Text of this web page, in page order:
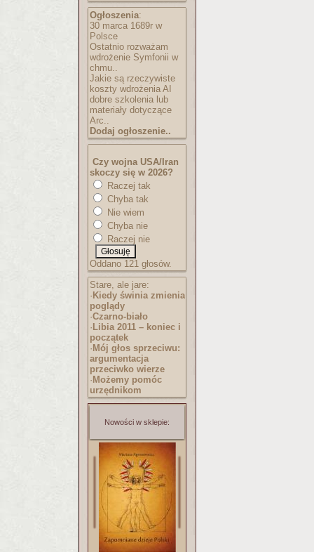
Ogłoszenia:
30 marca 1689r w
Polsce
Ostatnio rozważam
wdrożenie Symfonii w
chmu..
Jakie są rzeczywiste
koszty wdrożenia AI
dobre szkolenia lub
materiały dotyczące
Arc..
Dodaj ogłoszenie..
Czy wojna USA/Iran
skoczy się w 2026?
Raczej tak
Chyba tak
Nie wiem
Chyba nie
Raczej nie
Oddano 121 głosów.
Stare, ale jare:
· Kiedy świnia zmienia
poglądy
·Czarno-biało
· Libia 2011 – koniec i
początek
· Mój głos sprzeciwu:
argumentacja
przeciwko wierze
· Możemy pomóc
urzędnikom
Nowości w sklepie: